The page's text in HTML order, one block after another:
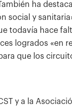
ha
social y
todavía hace
logrados «en
que los
y a la